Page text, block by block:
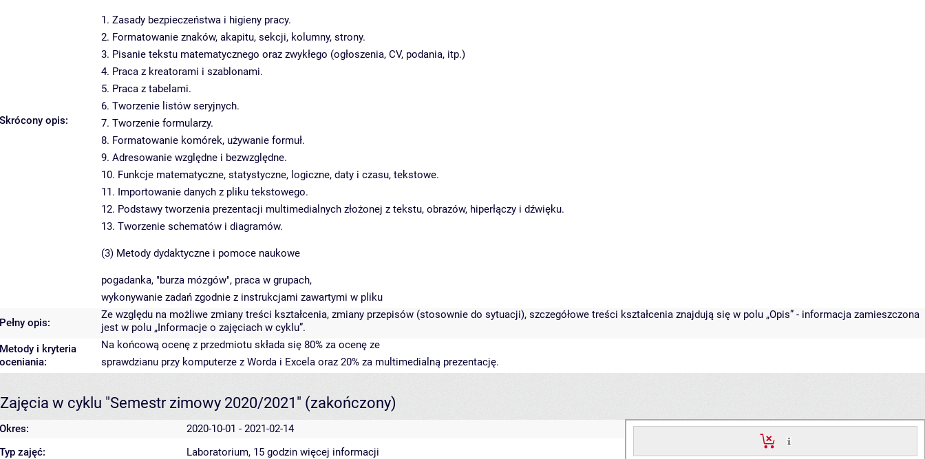
Skrócony opis:
1. Zasady bezpieczeństwa i higieny pracy.
2. Formatowanie znaków, akapitu, sekcji, kolumny, strony.
3. Pisanie tekstu matematycznego oraz zwykłego (ogłoszenia, CV, podania, itp.)
4. Praca z kreatorami i szablonami.
5. Praca z tabelami.
6. Tworzenie listów seryjnych.
7. Tworzenie formularzy.
8. Formatowanie komórek, używanie formuł.
9. Adresowanie względne i bezwzględne.
10. Funkcje matematyczne, statystyczne, logiczne, daty i czasu, tekstowe.
11. Importowanie danych z pliku tekstowego.
12. Podstawy tworzenia prezentacji multimedialnych złożonej z tekstu, obrazów, hiperłączy i dźwięku.
13. Tworzenie schematów i diagramów.
(3) Metody dydaktyczne i pomoce naukowe
pogadanka, "burza mózgów", praca w grupach,
wykonywanie zadań zgodnie z instrukcjami zawartymi w pliku
Pełny opis:
Ze względu na możliwe zmiany treści kształcenia, zmiany przepisów (stosownie do sytuacji), szczegółowe treści kształcenia znajdują się w polu „Opis” - informacja zamieszczona
jest w polu „Informacje o zajęciach w cyklu”.
Metody i kryteria
oceniania:
Na końcową ocenę z przedmiotu składa się 80% za ocenę ze
sprawdzianu przy komputerze z Worda i Excela oraz 20% za multimedialną prezentację.
Zajęcia w cyklu "Semestr zimowy 2020/2021" (zakończony)
Okres: 2020-10-01 - 2021-02-14
Typ zajęć: Laboratorium, 15 godzin więcej informacji